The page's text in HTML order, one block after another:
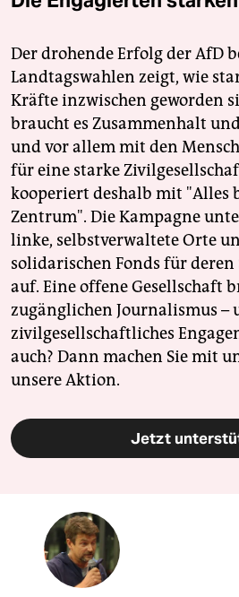
Der drohende Erfolg der AfD
Landtagswahlen zeigt, wie
Kräfte inzwischen geworden
braucht es Zusammenhalt
und vor allem mit den
für eine starke
kooperiert deshalb mit "Alles
Zentrum". Die Kampagne
linke, selbstverwaltete Orte
solidarischen Fonds für
auf. Eine offene Gesellschaft
zugänglichen Journalismus –
zivilgesellschaftliches
auch? Dann machen Sie mit
unsere Aktion.
Jetzt